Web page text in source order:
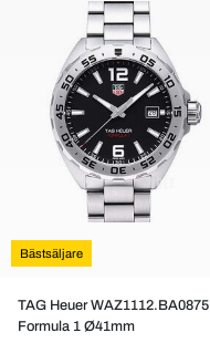
Bästsäljare
TAG Heuer WAZ1112.BA0875
Formula 1 Ø41mm